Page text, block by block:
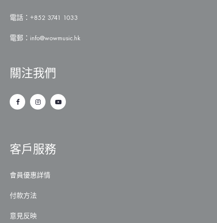
電話：+852 3741 1033
電郵： info@wowmusic.hk
關注我們
客戶服務
會員優惠詳情
付款方法
意見反映